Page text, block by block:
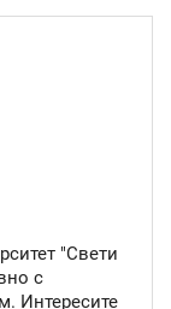
"Свети
с
Интересите